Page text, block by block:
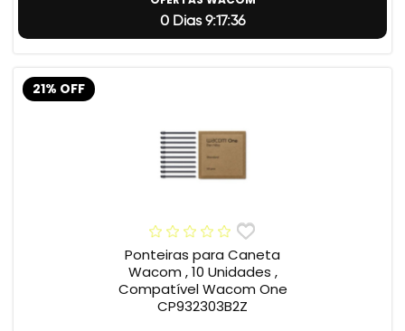
0 Dias 9:17:35
21% OFF
Ponteiras para Caneta
Wacom , 10 Unidades ,
Compatível Wacom One
CP932303B2Z